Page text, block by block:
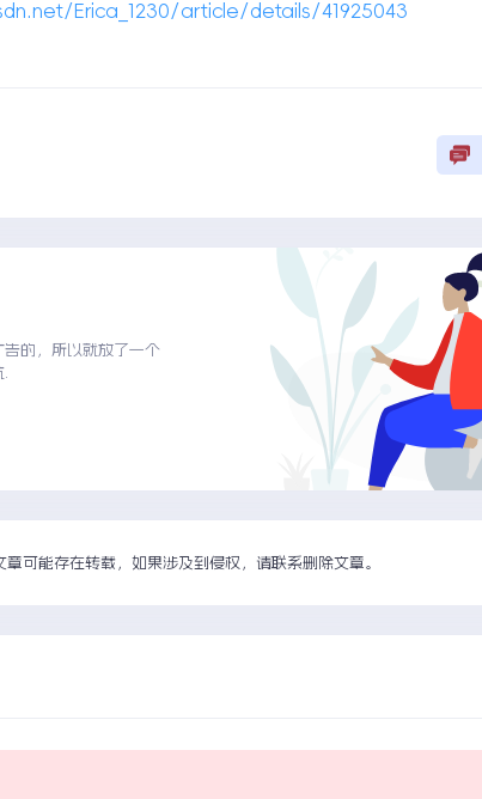
Erica_1230/article/details/41925043
的，所以就放了一个
章可能存在转载，如果涉及到侵权，请联系删除文章。